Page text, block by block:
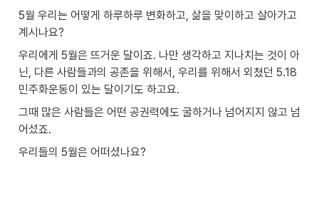
5월 우리는 어떻게 하루하루 변화하고, 삶을 맞이하고 살아가고
계시나요?
우리에게 5월은 뜨거운 달이죠. 나만 생각하고 지나치는 것이 아
닌, 다른 사람들과의 공존을 위해서, 우리를 위해서 외쳤던 5.18
민주화운동이 있는 달이기도 하고요.
그때 많은 사람들은 어떤 공권력에도 굴하거나 넘어지지 않고 넘
어섰죠.
우리들의 5월은 어떠셨나요?